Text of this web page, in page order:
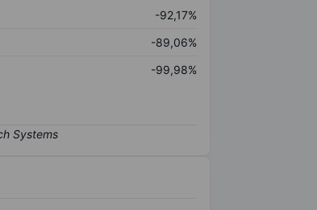
-92,17%
-89,06%
-99,98%